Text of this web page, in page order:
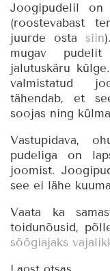
Joogipudelil on
(roostevabast
juurde osta siin
mugav
jalutuskäru
valmistatud
tähendab, et
soojas ning
Vastupidava,
pudeliga on
joomist.
see ei lähe
Vaata ka
toidunõusid,
söögiajaks